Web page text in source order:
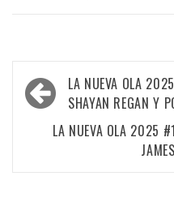
Navegación
de
entradas
LA NUEVA OLA
SHAYAN REGAN Y
LA NUEVA OLA 2025